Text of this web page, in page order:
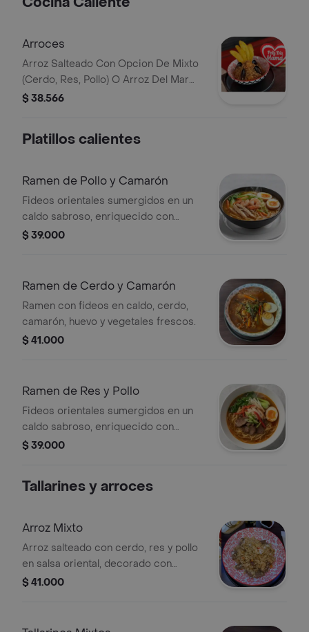
Arroces
Arroz Salteado Con Opcion De Mixto
(Cerdo, Res, Pollo) O Arroz Del Mar
(Camaron, Aros De Calamar, Pulpo).
$ 38.566
Platillos calientes
Ramen de Pollo y Camarón
Fideos orientales sumergidos en un
caldo sabroso, enriquecido con
tiernos trozos de pollo, jugosos
$ 39.000
Ramen de Cerdo y Camarón
Ramen con fideos en caldo, cerdo,
camarón, huevo y vegetales frescos.
$ 41.000
Ramen de Res y Pollo
Fideos orientales sumergidos en un
caldo sabroso, enriquecido con
tiernos trozos de res y pollo,
$ 39.000
Tallarines y arroces
Arroz Mixto
Arroz salteado con cerdo, res y pollo
en salsa oriental, decorado con
cebollin
$ 41.000